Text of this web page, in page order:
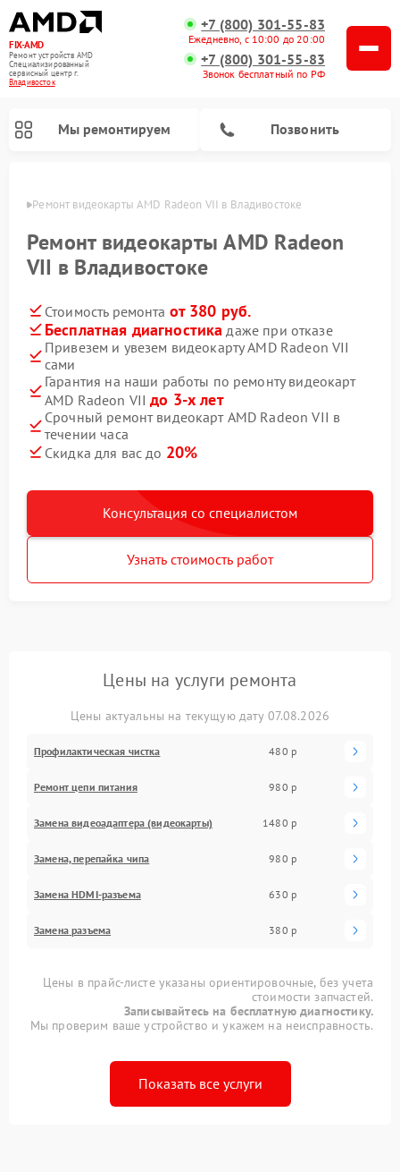
FIX-AMD
Ремонт устройств AMD
Специализированный
cервисный центр г.
Владивосток
+7 (800) 301-55-83
Ежедневно, с 10:00 до 20:00
+7 (800) 301-55-83
Звонок бесплатный по РФ
Мы ремонтируем Позвонить
Ремонт видеокарты AMD Radeon VII в Владивостоке
Ремонт видеокарты AMD Radeon
VII в Владивостоке
Стоимость ремонта от 380 руб.
Бесплатная диагностика даже при отказе
Привезем и увезем видеокарту AMD Radeon VII
сами
Гарантия на наши работы по ремонту видеокарт
AMD Radeon VIIдо 3-х лет
Срочный ремонт видеокарт AMD Radeon VII в
течении часа
Скидка для вас до 20%
Консультация со специалистом
Узнать стоимость работ
Цены на услуги ремонта
Цены актуальны на текущую дату 07.08.2026
Профилактическая чистка 480 р
Ремонт цепи питания 980 р
Замена видеоадаптера (видеокарты) 1480 р
Замена, перепайка чипа 980 р
Замена HDMI-разъема 630 р
Замена разъема 380 р
Цены в прайс-листе указаны ориентировочные, без учета
стоимости запчастей.
Записывайтесь на бесплатную диагностику.
Мы проверим ваше устройство и укажем на неисправность.
Показать все услуги